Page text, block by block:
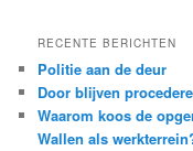
RECENTE BERICHTEN
Politie aan de deur
Door blijven
Waarom koos de
Wallen als